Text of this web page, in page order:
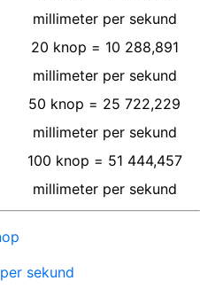
millimeter per sekund
20 knop = 10 288,891
millimeter per sekund
50 knop = 25 722,229
millimeter per sekund
100 knop = 51 444,457
millimeter per sekund
sekund